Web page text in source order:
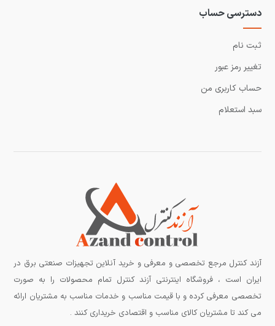
دسترسی حساب
ثبت نام
تغییر رمز عبور
حساب کاربری من
سبد استعلام
آزند کنترل مرجع تخصصی و معرفی و خرید آنلاین تجهیزات صنعتی برق در
ایران است ، فروشگاه اینترنتی آزند کنترل تمام محصولات را به صورت
تخصصی معرفی کرده و با قیمت مناسب و خدمات مناسب به مشتریان ارائه
می کند تا مشتریان کالای مناسب و اقتصادی خریداری کنند .